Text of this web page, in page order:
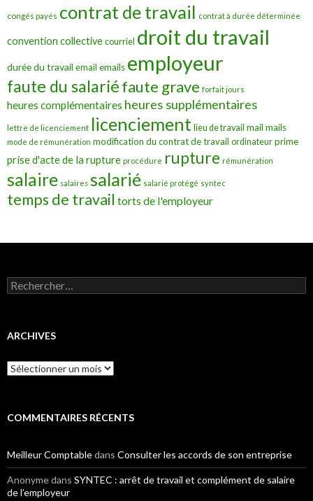
congés payés contrat de travail contrat à durée déterminée
convention collective courriel droit du travail
durée du travail email emails employeur
faute du salariéfaute grave forfait jours
heures complémentaires heures supplémentaires
lettre de licenciement licenciement lieu de travail mail mails
mode de rémunération modification du contrat de travail ordinateur prime
prise d'acte de la rupture procédure rupture rémunération
salaire salaires salarié salarié protégé syntec
temps de travail torts de l'employeur
Rechercher :
ARCHIVES
Archives
COMMENTAIRES RÉCENTS
Meilleur Comptabledans Consulter les accords de son entreprise
Anonymedans SYNTEC : arrêt de travail et complément de salaire
de l’employeur